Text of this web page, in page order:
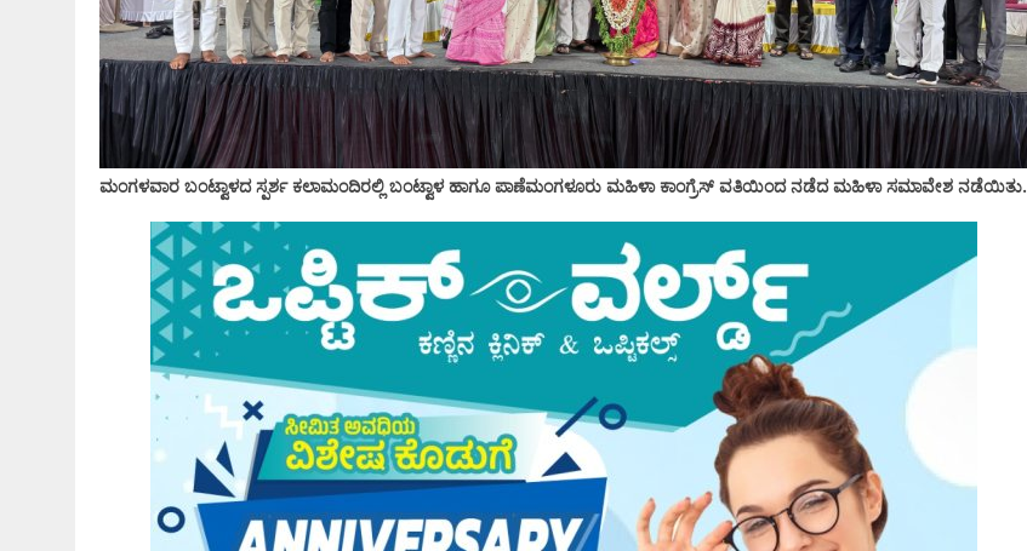
ಮಂಗಳವಾರ ಬಂಟ್ವಾಳದ ಸ್ಪರ್ಶ ಕಲಾಮಂದಿರಲ್ಲಿ ಬಂಟ್ವಾಳ ಹಾಗೂ ಪಾಣೆಮಂಗಳೂರು ಮಹಿಳಾ ಕಾಂಗ್ರೆಸ್ ವತಿಯಿಂದ ನಡೆದ ಮಹಿಳಾ ಸಮಾವೇಶ ನಡೆಯಿತು.